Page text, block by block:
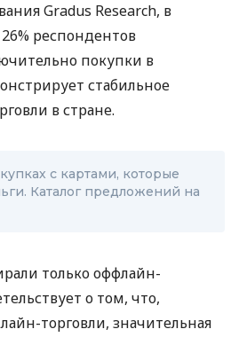
Gradus Research, в
респондентов
покупки в
стабильное
в стране.
с картами, которые
Каталог предложений на
только оффлайн-
о том, что,
торговли, значительная